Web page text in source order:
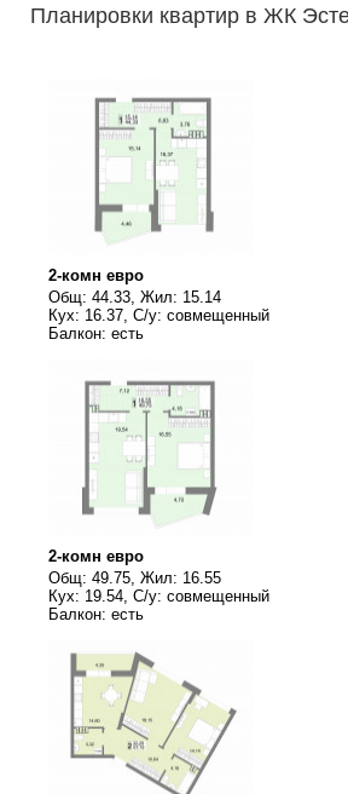
Планировки квартир в ЖК
2-комн евро
Общ: 44.33, Жил: 15.14
Кух: 16.37, С/у: совмещенный
Балкон: есть
2-комн евро
Общ: 49.75, Жил: 16.55
Кух: 19.54, С/у: совмещенный
Балкон: есть